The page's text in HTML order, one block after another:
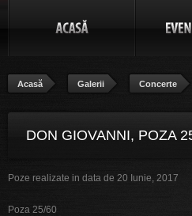
Acasă Galerii Concerte
DON GIOVANNI, POZA
Poze realizate in data de 20 Iunie, 2017
Poza 25/60